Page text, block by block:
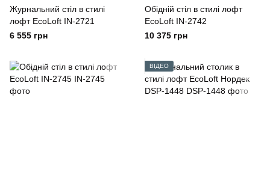
Журнальний стіл в стилі
лофт EcoLoft IN-2721
6 555 грн
Обідній стіл в стилі лофт
EcoLoft IN-2742
10 375 грн
ВІДЕО